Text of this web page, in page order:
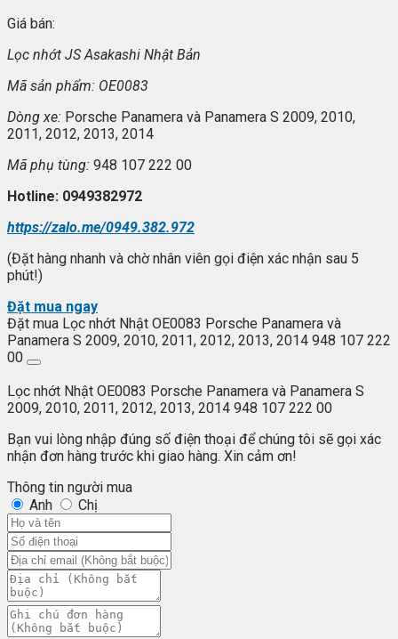
Giá bán:
Lọc nhớt JS Asakashi Nhật Bản
Mã sản phẩm: OE0083
Dòng xe: Porsche Panamera và Panamera S 2009, 2010,
2011, 2012, 2013, 2014
Mã phụ tùng: 948 107 222 00
Hotline: 0949382972
https://zalo.me/0949.382.972
(Đặt hàng nhanh và chờ nhân viên gọi điện xác nhận sau 5
phút!)
Đặt mua ngay
Đặt mua Lọc nhớt Nhật OE0083 Porsche Panamera và
Panamera S 2009, 2010, 2011, 2012, 2013, 2014 948 107 222
00
Lọc nhớt Nhật OE0083 Porsche Panamera và Panamera S
2009, 2010, 2011, 2012, 2013, 2014 948 107 222 00
Bạn vui lòng nhập đúng số điện thoại để chúng tôi sẽ gọi xác
nhận đơn hàng trước khi giao hàng. Xin cảm ơn!
Thông tin người mua
Anh
Chị